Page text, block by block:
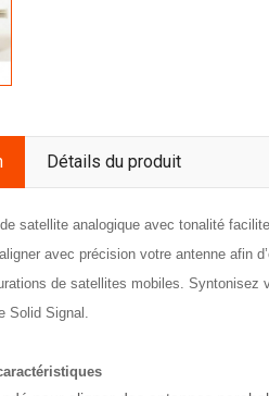
Détails du produit
satellite analogique avec tonalité
avec précision votre antenne afin
de satellites mobiles. Syntonisez
Solid Signal.